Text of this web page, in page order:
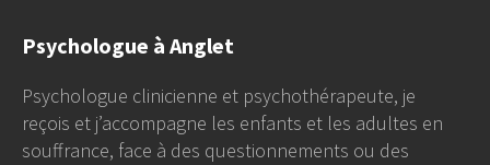
Psychologue à Anglet
Psychologue clinicienne et psychothérapeute, je
reçois et j’accompagne les enfants et les adultes en
souffrance, face à des questionnements ou des